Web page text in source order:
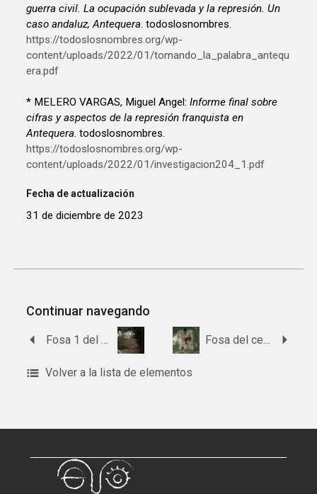
guerra civil. La ocupación sublevada y la represión. Un
caso andaluz, Antequera . todoslosnombres.
https://todoslosnombres.org/wp-
content/uploads/2022/01/tomando_la_palabra_antequ
era.pdf
* MELERO VARGAS, Miguel Angel:Informe final sobre
cifras y aspectos de la represión franquista en
Antequera . todoslosnombres.
https://todoslosnombres.org/wp-
content/uploads/2022/01/investigacion204_1.pdf
Fecha de actualización
31 de diciembre de 2023
Continuar navegando
Fosa 1 del cementerio de Archidona. Fosa del cementerio de Villanueva de Cauche
Volver a la lista de elementos